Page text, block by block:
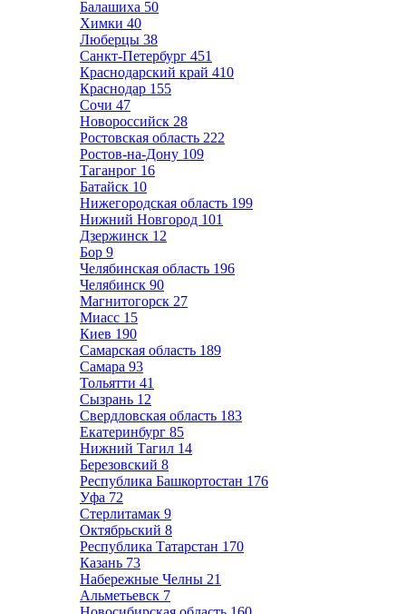
Балашиха 50
Химки 40
Люберцы 38
Санкт-Петербург 451
Краснодарский край 410
Краснодар 155
Сочи 47
Новороссийск 28
Ростовская область 222
Ростов-на-Дону 109
Таганрог 16
Батайск 10
Нижегородская область 199
Нижний Новгород 101
Дзержинск 12
Бор 9
Челябинская область 196
Челябинск 90
Магнитогорск 27
Миасс 15
Киев 190
Самарская область 189
Самара 93
Тольятти 41
Сызрань 12
Свердловская область 183
Екатеринбург 85
Нижний Тагил 14
Березовский 8
Республика Башкортостан 176
Уфа 72
Стерлитамак 9
Октябрьский 8
Республика Татарстан 170
Казань 73
Набережные Челны 21
Альметьевск 7